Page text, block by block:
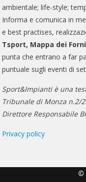
ambientale; life-style;
Informa e comunica in
e best practises,
Tsport, Mappa dei
punta che entrano a far
puntuale sugli eventi di
Sport&Impianti è una
Tribunale di Monza n.2/
Direttore Responsabile
Privacy policy
©